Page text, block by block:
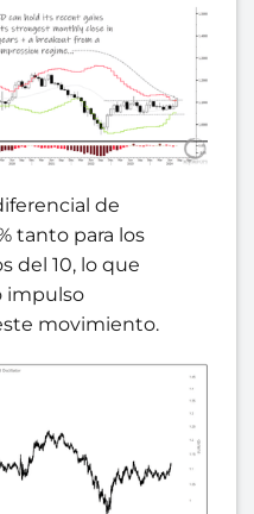
de
tanto para los
del 10, lo que
impulso
movimiento.